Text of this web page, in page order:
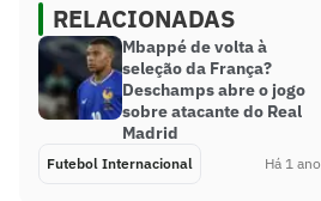
RELACIONADAS
Mbappé de volta à
seleção da França?
Deschamps abre o jogo
sobre atacante do Real
Madrid
Futebol Internacional Há 1 ano